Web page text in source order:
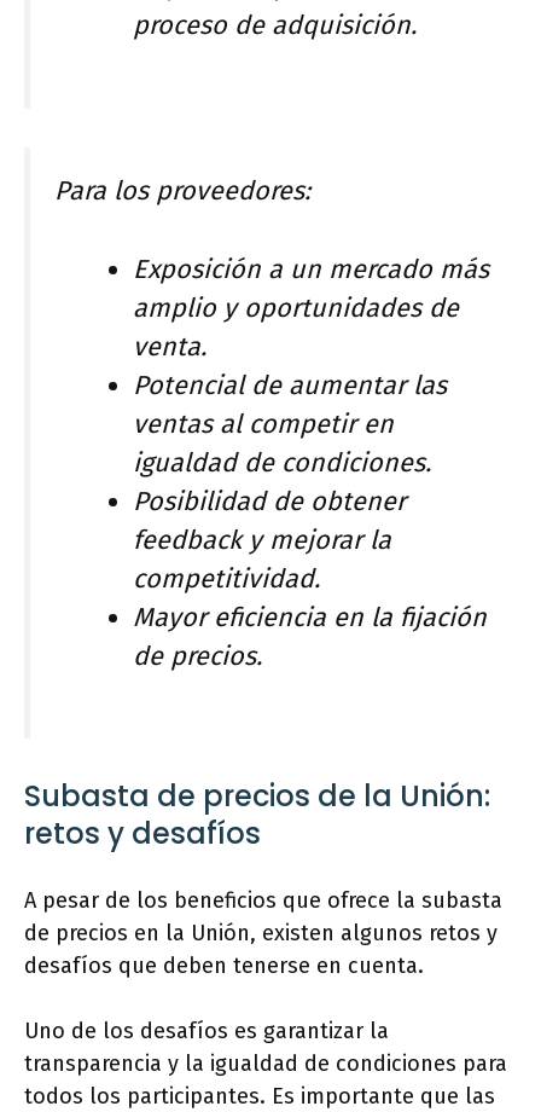
proceso de adquisición.
Para los proveedores:
Exposición a un mercado más
amplio y oportunidades de
venta.
Potencial de aumentar las
ventas al competir en
igualdad de condiciones.
Posibilidad de obtener
feedback y mejorar la
competitividad.
Mayor eficiencia en la fijación
de precios.
Subasta de precios de la Unión:
retos y desafíos
A pesar de los beneficios que ofrece la subasta
de precios en la Unión, existen algunos retos y
desafíos que deben tenerse en cuenta.
Uno de los desafíos es garantizar la
transparencia y la igualdad de condiciones para
todos los participantes. Es importante que las